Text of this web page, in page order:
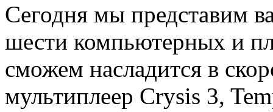
Сегодня мы представим
шести компьютерных и
сможем насладится в
мультиплеер Crysis 3,